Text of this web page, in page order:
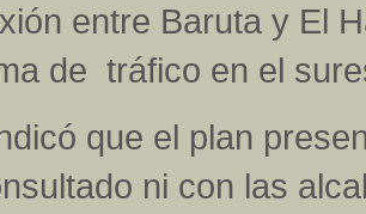
entre Baruta y El
de tráfico en el
que el plan
ni con las